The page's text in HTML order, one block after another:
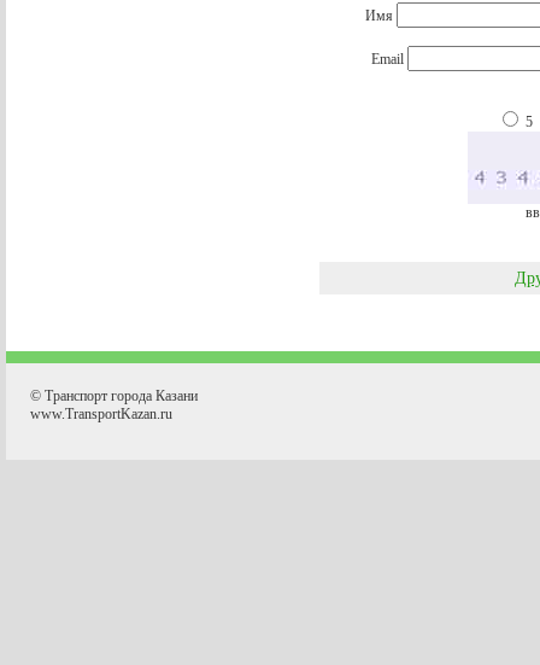
Имя
Email
5
© Транспорт города Казани
www.TransportKazan.ru